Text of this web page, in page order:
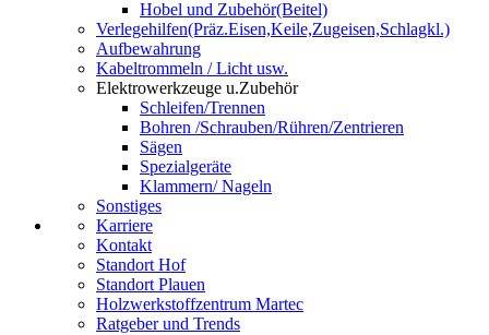
Hobel und Zubehör(Beitel)
Verlegehilfen(Präz.Eisen,Keile,Zugeisen,Schlagkl.)
Aufbewahrung
Kabeltrommeln / Licht usw.
Elektrowerkzeuge u.Zubehör
Schleifen/Trennen
Bohren /Schrauben/Rühren/Zentrieren
Sägen
Spezialgeräte
Klammern/ Nageln
Sonstiges
Karriere
Kontakt
Standort Hof
Standort Plauen
Holzwerkstoffzentrum Martec
Ratgeber und Trends